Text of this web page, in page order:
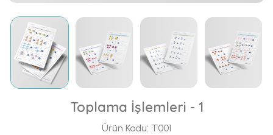
Toplama İşlemleri - 1
Ürün Kodu: T001